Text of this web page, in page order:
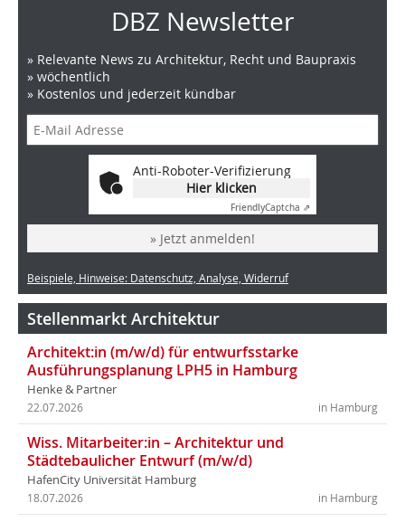
DBZ Newsletter
» Relevante News zu Architektur, Recht und Baupraxis
» wöchentlich
» Kostenlos und jederzeit kündbar
Anti-Roboter-Verifizierung
Hier klicken
FriendlyCaptcha ⇗
» Jetzt anmelden!
Beispiele, Hinweise: Datenschutz, Analyse, Widerruf
Stellenmarkt Architektur
Architekt:in (m/w/d) für entwurfsstarke
Ausführungsplanung LPH5 in Hamburg
Henke & Partner
in Hamburg
22.07.2026
Wiss. Mitarbeiter:in – Architektur und
Städtebaulicher Entwurf (m/w/d)
HafenCity Universität Hamburg
in Hamburg
18.07.2026